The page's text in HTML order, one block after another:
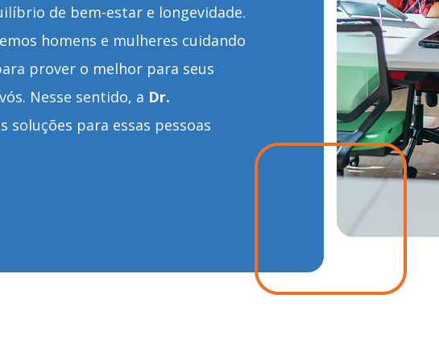
de bem-estar e longevidade.
homens e mulheres cuidando
prover o melhor para seus
Nesse sentido, a Dr.
soluções para essas pessoas